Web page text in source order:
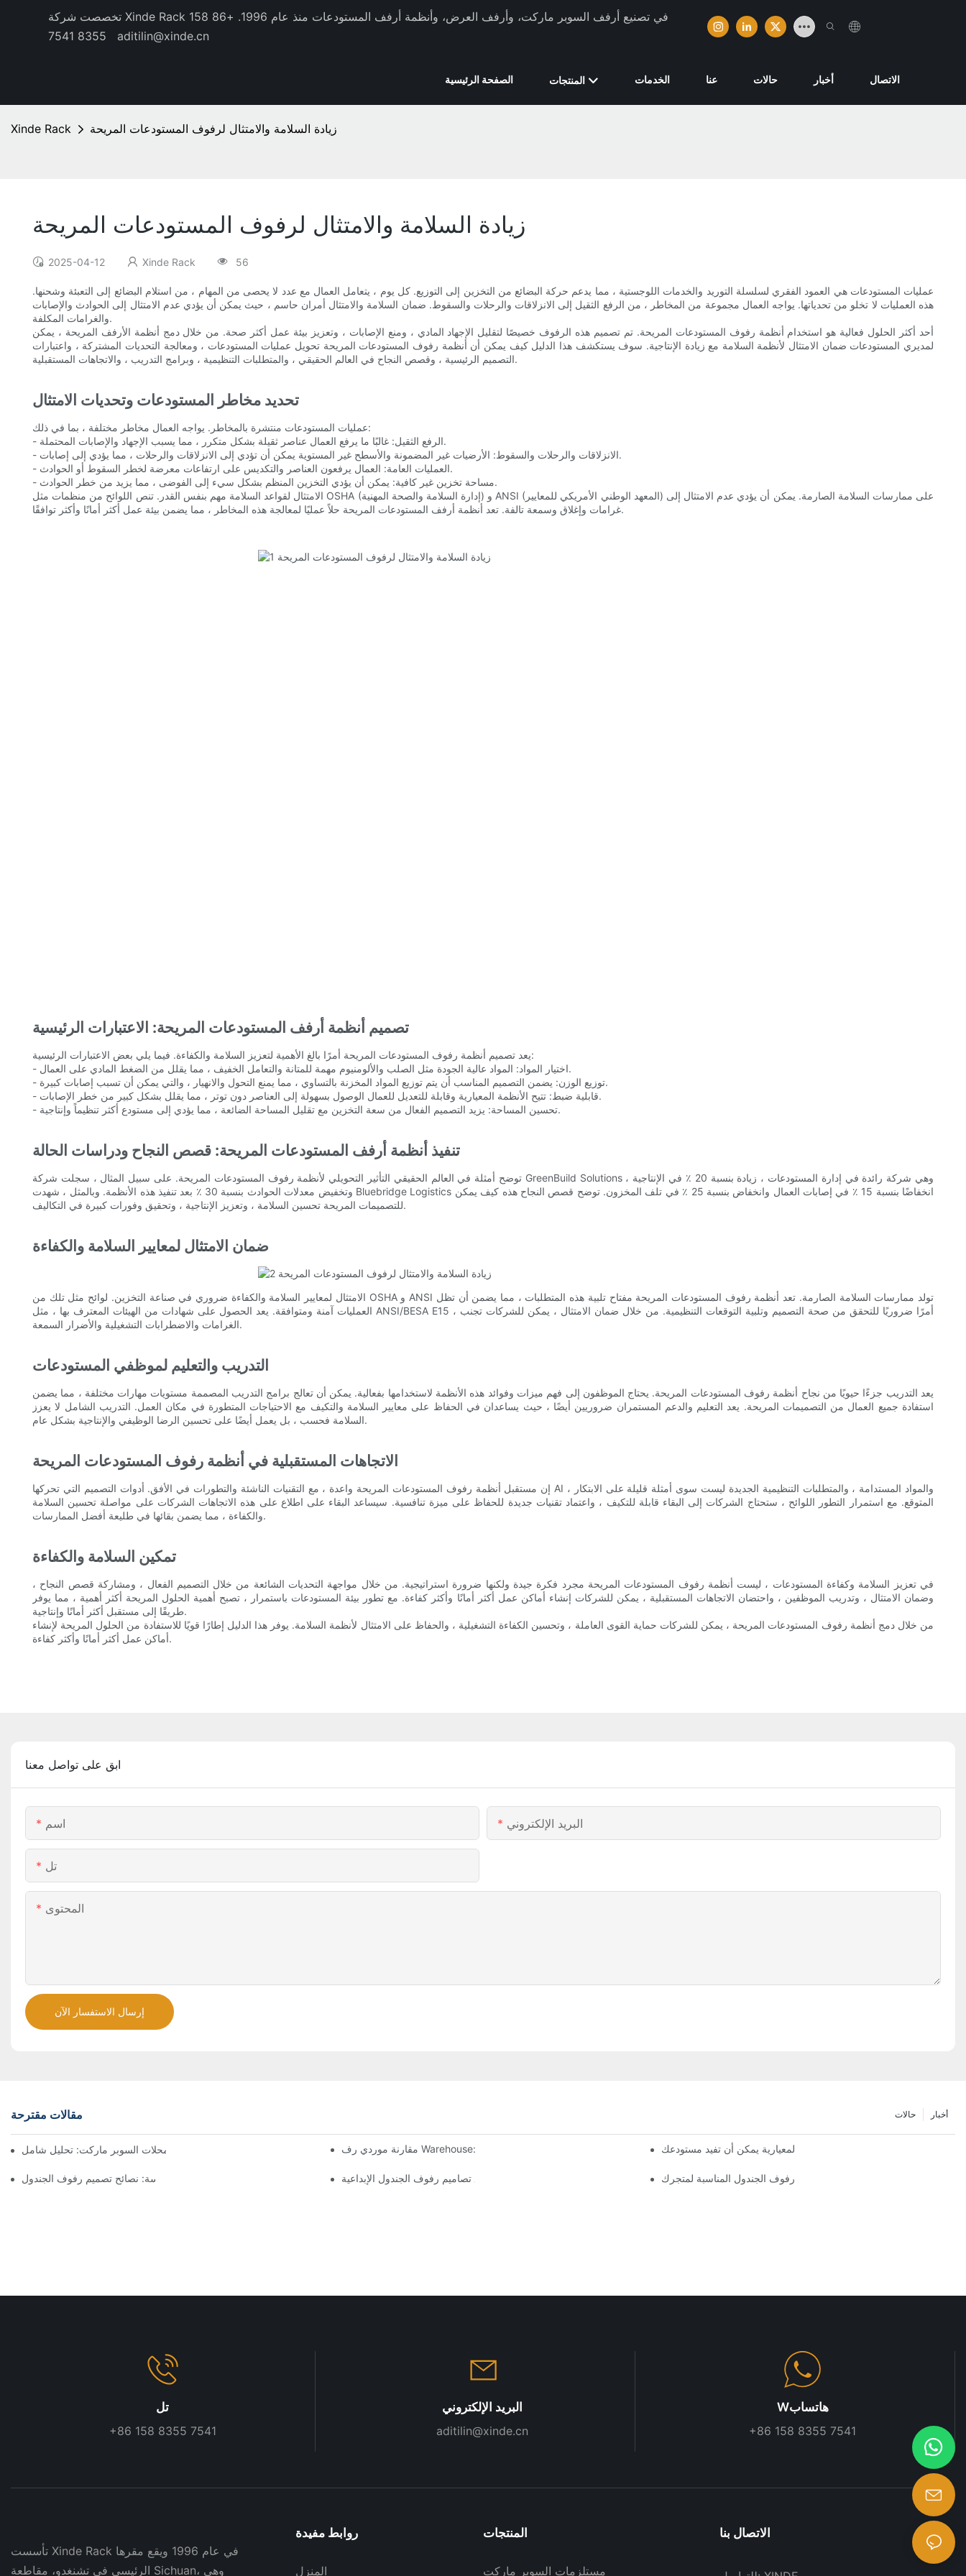
تخصصت شركة Xinde Rack في تصنيع أرفف السوبر ماركت، وأرفف العرض، وأنظمة أرفف المستودعات منذ عام 1996.
+86 158
8355 7541
aditilin@xinde.cn
الصفحة الرئيسية المنتجات الخدمات عنا حالات أخبار الاتصال
Xinde Rack زيادة السلامة والامتثال لرفوف المستودعات المريحة
زيادة السلامة والامتثال لرفوف المستودعات المريحة
2025-04-12 Xinde Rack 56
عمليات المستودعات هي العمود الفقري لسلسلة التوريد والخدمات اللوجستية ، مما يدعم حركة البضائع من التخزين إلى التوزيع. كل يوم ، يتعامل العمال مع عدد لا يحصى من المهام ، من استلام البضائع إلى التعبئة وشحنها.
هذه العمليات لا تخلو من تحدياتها. يواجه العمال مجموعة من المخاطر ، من الرفع الثقيل إلى الانزلاقات والرحلات والسقوط. ضمان السلامة والامتثال أمران حاسم ، حيث يمكن أن يؤدي عدم الامتثال إلى الحوادث والإصابات
والغرامات المكلفة.
أحد أكثر الحلول فعالية هو استخدام أنظمة رفوف المستودعات المريحة. تم تصميم هذه الرفوف خصيصًا لتقليل الإجهاد المادي ، ومنع الإصابات ، وتعزيز بيئة عمل أكثر صحة. من خلال دمج أنظمة الأرفف المريحة ، يمكن
لمديري المستودعات ضمان الامتثال لأنظمة السلامة مع زيادة الإنتاجية. سوف يستكشف هذا الدليل كيف يمكن أن أنظمة رفوف المستودعات المريحة تحويل عمليات المستودعات ، ومعالجة التحديات المشتركة ، واعتبارات
التصميم الرئيسية ، وقصص النجاح في العالم الحقيقي ، والمتطلبات التنظيمية ، وبرامج التدريب ، والاتجاهات المستقبلية.
تحديد مخاطر المستودعات وتحديات الامتثال
عمليات المستودعات منتشرة بالمخاطر. يواجه العمال مخاطر مختلفة ، بما في ذلك:
- الرفع الثقيل: غالبًا ما يرفع العمال عناصر ثقيلة بشكل متكرر ، مما يسبب الإجهاد والإصابات المحتملة.
- الانزلاقات والرحلات والسقوط: الأرضيات غير المضمونة والأسطح غير المستوية يمكن أن تؤدي إلى الانزلاقات والرحلات ، مما يؤدي إلى إصابات.
- العمليات العامة: العمال يرفعون العناصر والتكديس على ارتفاعات معرضة لخطر السقوط أو الحوادث.
- مساحة تخزين غير كافية: يمكن أن يؤدي التخزين المنظم بشكل سيء إلى الفوضى ، مما يزيد من خطر الحوادث.
الامتثال لقواعد السلامة مهم بنفس القدر. تنص اللوائح من منظمات مثل OSHA (إدارة السلامة والصحة المهنية) و ANSI (المعهد الوطني الأمريكي للمعايير) على ممارسات السلامة الصارمة. يمكن أن يؤدي عدم الامتثال إلى
غرامات وإغلاق وسمعة تالفة. تعد أنظمة أرفف المستودعات المريحة حلاً عمليًا لمعالجة هذه المخاطر ، مما يضمن بيئة عمل أكثر أمانًا وأكثر توافقًا.
تصميم أنظمة أرفف المستودعات المريحة: الاعتبارات الرئيسية
يعد تصميم أنظمة رفوف المستودعات المريحة أمرًا بالغ الأهمية لتعزيز السلامة والكفاءة. فيما يلي بعض الاعتبارات الرئيسية:
- اختيار المواد: المواد عالية الجودة مثل الصلب والألومنيوم مهمة للمتانة والتعامل الخفيف ، مما يقلل من الضغط المادي على العمال.
- توزيع الوزن: يضمن التصميم المناسب أن يتم توزيع المواد المخزنة بالتساوي ، مما يمنع التحول والانهيار ، والتي يمكن أن تسبب إصابات كبيرة.
- قابلية ضبط: تتيح الأنظمة المعيارية وقابلة للتعديل للعمال الوصول بسهولة إلى العناصر دون توتر ، مما يقلل بشكل كبير من خطر الإصابات.
- تحسين المساحة: يزيد التصميم الفعال من سعة التخزين مع تقليل المساحة الضائعة ، مما يؤدي إلى مستودع أكثر تنظيماً وإنتاجية.
تنفيذ أنظمة أرفف المستودعات المريحة: قصص النجاح ودراسات الحالة
توضح أمثلة في العالم الحقيقي التأثير التحويلي لأنظمة رفوف المستودعات المريحة. على سبيل المثال ، سجلت شركة GreenBuild Solutions ، وهي شركة رائدة في إدارة المستودعات ، زيادة بنسبة 20 ٪ في الإنتاجية
وتخفيض معدلات الحوادث بنسبة 30 ٪ بعد تنفيذ هذه الأنظمة. وبالمثل ، شهدت Bluebridge Logistics انخفاضًا بنسبة 15 ٪ في إصابات العمال وانخفاض بنسبة 25 ٪ في تلف المخزون. توضح قصص النجاح هذه كيف يمكن
للتصميمات المريحة تحسين السلامة ، وتعزيز الإنتاجية ، وتحقيق وفورات كبيرة في التكاليف.
ضمان الامتثال لمعايير السلامة والكفاءة
الامتثال لمعايير السلامة والكفاءة ضروري في صناعة التخزين. لوائح مثل تلك من OSHA و ANSI تولد ممارسات السلامة الصارمة. تعد أنظمة رفوف المستودعات المريحة مفتاح تلبية هذه المتطلبات ، مما يضمن أن تظل
العمليات آمنة ومتوافقة. يعد الحصول على شهادات من الهيئات المعترف بها ، مثل ANSI/BESA E15 ، أمرًا ضروريًا للتحقق من صحة التصميم وتلبية التوقعات التنظيمية. من خلال ضمان الامتثال ، يمكن للشركات تجنب
الغرامات والاضطرابات التشغيلية والأضرار السمعة.
التدريب والتعليم لموظفي المستودعات
يعد التدريب جزءًا حيويًا من نجاح أنظمة رفوف المستودعات المريحة. يحتاج الموظفون إلى فهم ميزات وفوائد هذه الأنظمة لاستخدامها بفعالية. يمكن أن تعالج برامج التدريب المصممة مستويات مهارات مختلفة ، مما يضمن
استفادة جميع العمال من التصميمات المريحة. يعد التعليم والدعم المستمران ضروريين أيضًا ، حيث يساعدان في الحفاظ على معايير السلامة والتكيف مع الاحتياجات المتطورة في مكان العمل. التدريب الشامل لا يعزز
السلامة فحسب ، بل يعمل أيضًا على تحسين الرضا الوظيفي والإنتاجية بشكل عام.
الاتجاهات المستقبلية في أنظمة رفوف المستودعات المريحة
إن مستقبل أنظمة رفوف المستودعات المريحة واعدة ، مع التقنيات الناشئة والتطورات في الأفق. أدوات التصميم التي تحركها AI ، والمواد المستدامة ، والمتطلبات التنظيمية الجديدة ليست سوى أمثلة قليلة على الابتكار
المتوقع. مع استمرار التطور اللوائح ، ستحتاج الشركات إلى البقاء قابلة للتكيف ، واعتماد تقنيات جديدة للحفاظ على ميزة تنافسية. سيساعد البقاء على اطلاع على هذه الاتجاهات الشركات على مواصلة تحسين السلامة
والكفاءة ، مما يضمن بقائها في طليعة أفضل الممارسات.
تمكين السلامة والكفاءة
في تعزيز السلامة وكفاءة المستودعات ، ليست أنظمة رفوف المستودعات المريحة مجرد فكرة جيدة ولكنها ضرورة استراتيجية. من خلال مواجهة التحديات الشائعة من خلال التصميم الفعال ، ومشاركة قصص النجاح ،
وضمان الامتثال ، وتدريب الموظفين ، واحتضان الاتجاهات المستقبلية ، يمكن للشركات إنشاء أماكن عمل أكثر أمانًا وأكثر كفاءة. مع تطور بيئة المستودعات باستمرار ، تصبح أهمية الحلول المريحة أكثر أهمية ، مما يوفر
طريقًا إلى مستقبل أكثر أمانًا وإنتاجية.
من خلال دمج أنظمة رفوف المستودعات المريحة ، يمكن للشركات حماية القوى العاملة ، وتحسين الكفاءة التشغيلية ، والحفاظ على الامتثال لأنظمة السلامة. يوفر هذا الدليل إطارًا قويًا للاستفادة من الحلول المريحة لإنشاء
أماكن عمل أكثر أمانًا وأكثر كفاءة.
ابق على تواصل معنا
اسم البريد الإلكتروني
تل
المحتوى
إرسال الاستفسار الآن
مقالات مقترحة أخبار حالات
حلول رفوف فعالة من حيث التكلفة لمحلات السوبر ماركت: تحليل شامل كيف يمكن أن أنظمة الأرفف المعيارية يمكن أن تفيد مستودعك
إنشاء أرفف سلسة: نصائح تصميم رفوف الجندول تعظيم المساحة الرأسية مع تصاميم رفوف الجندول الإبداعية كيفية اختيار رفوف الجندول المناسبة لمتجرك
تل
+86 158 8355 7541
البريد الإلكتروني
aditilin@xinde.cn
Wهاتساب
+86 158 8355 7541
تأسست Xinde Rack في عام 1996 ويقع مقرها
الرئيسي في تشنغدو، مقاطعة Sichuan، وهي
روابط مفيدة
المنزل
المنتجات
مستلزمات السوبر ماركت
الاتصال بنا